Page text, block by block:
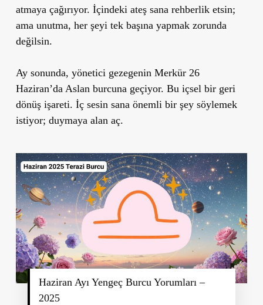
atmaya çağırıyor. İçindeki ateş sana rehberlik etsin;
ama unutma, her şeyi tek başına yapmak zorunda
değilsin.
Ay sonunda, yönetici gezegenin Merkür 26
Haziran’da Aslan burcuna geçiyor. Bu içsel bir geri
dönüş işareti. İç sesin sana önemli bir şey söylemek
istiyor; duymaya alan aç.
Haziran Ayı Yengeç Burcu Yorumları –
2025